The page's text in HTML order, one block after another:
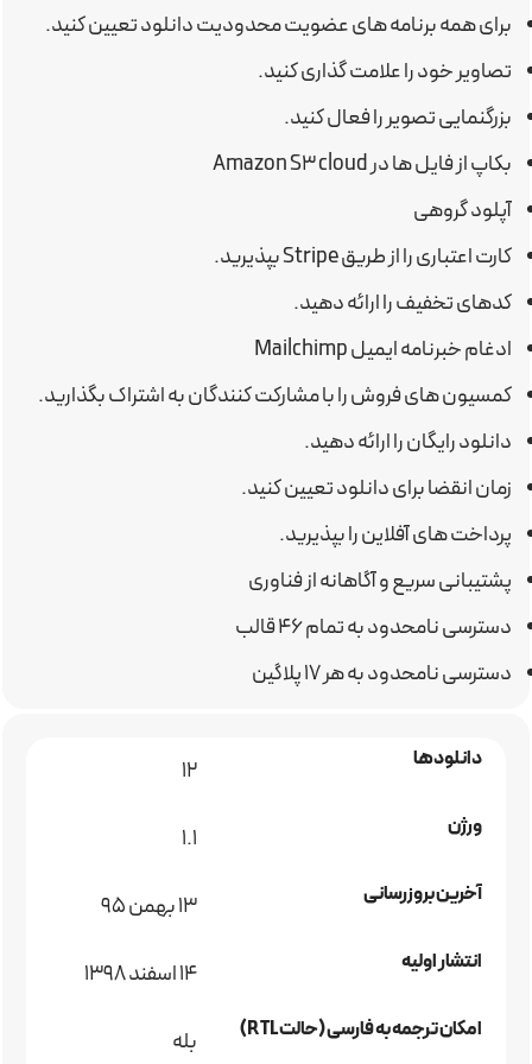
برای همه برنامه های عضویت محدودیت دانلود تعیین کنید.
تصاویر خود را علامت گذاری کنید.
بزرگنمایی تصویر را فعال کنید.
بکاپ از فایل ها در Amazon S3 cloud
آپلود گروهی
کارت اعتباری را از طریق Stripe بپذیرید.
کدهای تخفیف را ارائه دهید.
ادغام خبرنامه ایمیل Mailchimp
کمسیون های فروش را با مشارکت کنندگان به اشتراک بگذارید.
دانلود رایگان را ارائه دهید.
زمان انقضا برای دانلود تعیین کنید.
پرداخت های آفلاین را بپذیرید.
پشتیبانی سریع و آگاهانه از فناوری
دسترسی نامحدود به تمام ۴۶ قالب
دسترسی نامحدود به هر ۱۷ پلاگین
دانلودها 12
ورژن 1.1
آخرین بروزرسانی ۱۳ بهمن ۹۵
انتشار اولیه 14 اسفند 1398
امکان ترجمه به فارسی (حالت RTL) بله